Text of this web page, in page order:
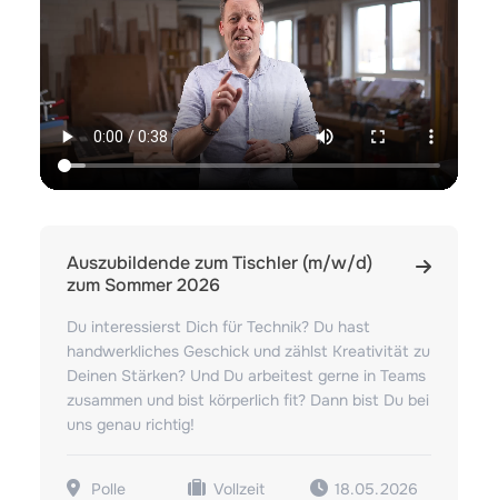
Auszubildende zum Tischler (m/w/d)
zum Sommer 2026
Du interessierst Dich für Technik? Du hast
handwerkliches Geschick und zählst Kreativität zu
Deinen Stärken? Und Du arbeitest gerne in Teams
zusammen und bist körperlich fit? Dann bist Du bei
uns genau richtig!
Polle Vollzeit 18.05.2026